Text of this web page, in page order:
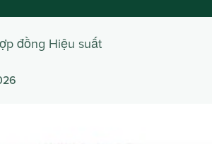
đồng Hiệu suất